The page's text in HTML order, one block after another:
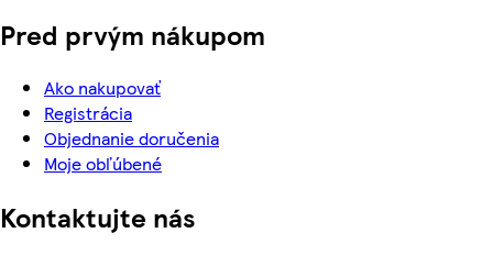
Pred prvým nákupom
Ako nakupovať
Registrácia
Objednanie doručenia
Moje obľúbené
Kontaktujte nás